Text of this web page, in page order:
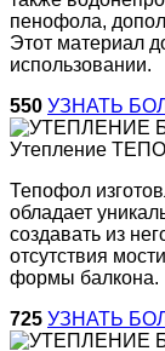
пенофола,
Этот материал
использовании.
550 УЗНАТЬ
Утепление
Тепофол
обладает
создавать из
отсутствия
формы балкона.
725 УЗНАТЬ